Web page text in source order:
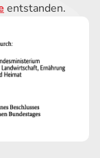
entstanden.